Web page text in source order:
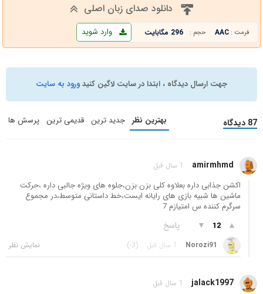
دانلود صدای زبان اصلی
فرمت : AAC حجم : 296 مگابایت وارد شوید
جهت ارسال دیدگاه ، ابتدا در سایت لاگین کنیدورود به سایت
87 دیدگاه بهترین نظر جدید ترین قدیمی ترین پرسش ها
amirmhmd 1 سال قبل
اکشن جذابی داره بعلاوه کلی بزن بزن،جلوه های ویژه جالبی داره ،حرکت
ماشین ها شبیه بازی های رایانه ایست،خط داستانی متوسط،در مجموع
سرگرم کننده س امتیازم 7
▲
12
▼ پاسخ
Norozi91 1 سال قبل (-3)
jalack1997 1 سال قبل